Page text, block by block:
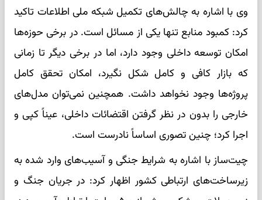
وی با اشاره به چالش‌های تکمیل شبکه ملی اطلاعات تاکید
کرد: کمبود منابع تنها یکی از مسائل است. در برخی حوزه‌ها
امکان توسعه داخلی وجود دارد، اما در برخی دیگر تا زمانی
که بازار کافی و کامل شکل نگیرد، امکان تحقق کامل
پروژه‌ها وجود نخواهد داشت. همچنین نمی‌توان مدل‌های
خارجی را بدون در نظر گرفتن اقتضائات داخلی، عیناً کپی و
اجرا کرد؛ چنین تصوری اساساً نادرست است.
چیت‌ساز با اشاره به شرایط جنگی و آسیب‌های وارد شده به
زیرساخت‌های ارتباطی کشور اظهار کرد: در جریان جنگ و